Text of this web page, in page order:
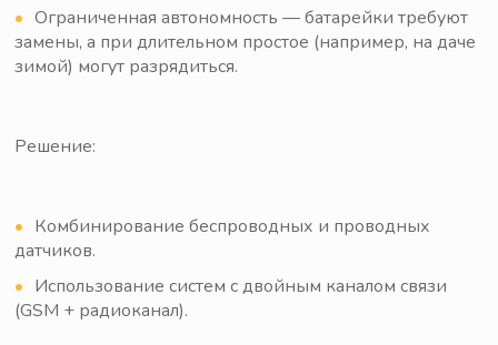
Ограниченная автономность — батарейки требуют
замены, а при длительном простое (например, на даче
зимой) могут разрядиться.
Решение:
Комбинирование беспроводных и проводных
датчиков.
Использование систем с двойным каналом связи
(GSM + радиоканал).